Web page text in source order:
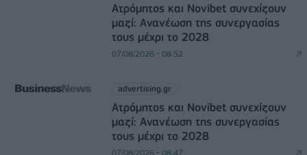
Ατρόμητος και Novibet συνεχίζουν
μαζί: Ανανέωση της συνεργασίας
τους μέχρι το 2028
07/08/2026 - 08:52
advertising.gr
Ατρόμητος και Novibet συνεχίζουν
μαζί: Ανανέωση της συνεργασίας
τους μέχρι το 2028
07/08/2026 - 08:47